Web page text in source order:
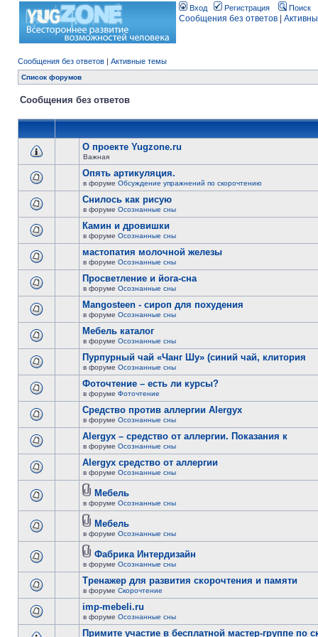
Вход Регистрация Поиск
Сообщения без ответов
Сообщения без ответов | Активные темы
Список форумов
Сообщения без ответов
О проекте Yugzone.ru
Важная
Опять артикуляция.
в форуме Обсуждение упражнений по скорочтению
Снилось как рисую
в форуме Осознанные сны
Камин и дровишки
в форуме Осознанные сны
мастопатия молочной железы
в форуме Осознанные сны
Просветление и йога-сна
в форуме Осознанные сны
Mangosteen - сироп для похудения
в форуме Осознанные сны
Мебель каталог
в форуме Осознанные сны
Пурпурный чай «Чанг Шу» (синий чай, клитория
в форуме Осознанные сны
Фоточтение – есть ли курсы?
в форуме Фоточтение
Cредство против аллергии Alergyx
в форуме Осознанные сны
Alergyx – средство от аллергии. Показания к
в форуме Осознанные сны
Alergyx средство от аллергии
в форуме Осознанные сны
Мебель
в форуме Осознанные сны
Мебель
в форуме Осознанные сны
Фабрика Интердизайн
в форуме Осознанные сны
Тренажер для развития скорочтения и памяти
в форуме Скорочтение
imp-mebeli.ru
в форуме Осознанные сны
Примите участие в бесплатной мастер-группе по